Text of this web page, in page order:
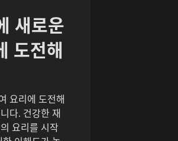
새로운
도전해
요리에 도전해
다. 건강한 재
요리를 시작